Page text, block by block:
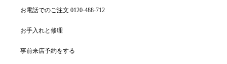
お電話でのご注文 0120-488-712
お手入れと修理
事前来店予約をする